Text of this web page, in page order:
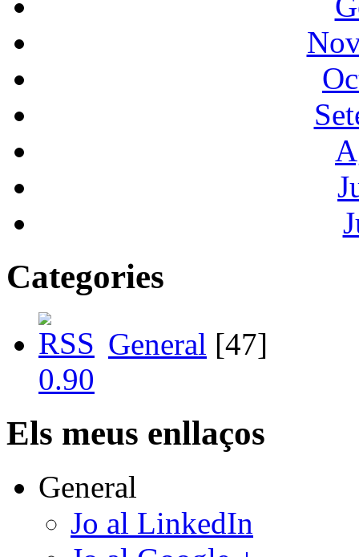
Categories
General [47]
Els meus enllaços
General
Jo al LinkedIn